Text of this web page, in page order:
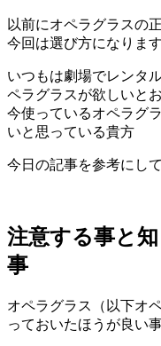
以前にオペラグラスの
今回は選び方になりま
いつもは劇場でレンタ
ペラグラスが欲しいと
今使っているオペラグ
いと思っている貴方
今日の記事を参考にし
注意する事と
事
オペラグラス（以下オ
っておいたほうが良い